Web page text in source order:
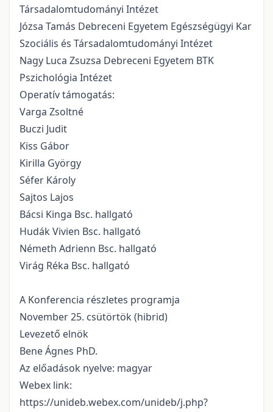
Társadalomtudományi Intézet
Józsa Tamás Debreceni Egyetem Egészségügyi Kar
Szociális és Társadalomtudományi Intézet
Nagy Luca Zsuzsa Debreceni Egyetem BTK
Pszichológia Intézet
Operatív támogatás:
Varga Zsoltné
Buczi Judit
Kiss Gábor
Kirilla György
Séfer Károly
Sajtos Lajos
Bácsi Kinga Bsc. hallgató
Hudák Vivien Bsc. hallgató
Németh Adrienn Bsc. hallgató
Virág Réka Bsc. hallgató
A Konferencia részletes programja
November 25. csütörtök (hibrid)
Levezető elnök
Bene Ágnes PhD.
Az előadások nyelve: magyar
Webex link:
https://unideb.webex.com/unideb/j.php?